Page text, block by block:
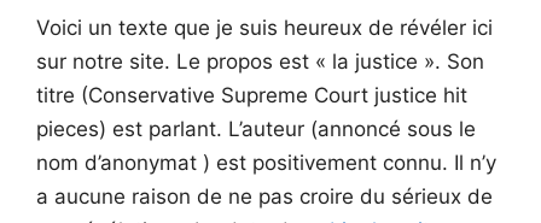
Voici un texte que je suis heureux de révéler ici
sur notre site. Le propos est « la justice ». Son
titre (Conservative Supreme Court justice hit
pieces) est parlant. L’auteur (annoncé sous le
nom d’anonymat ) est positivement connu. Il n’y
a aucune raison de ne pas croire du sérieux de